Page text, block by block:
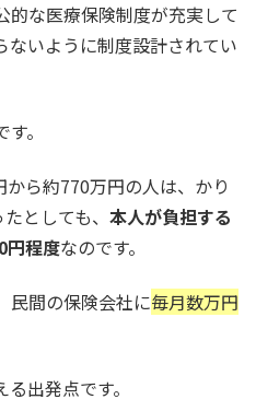
的な医療保険制度が充実して
ないように制度設計されてい
。
ら約770万円の人は、かり
としても、 本人が負担する
円程度なのです。
民間の保険会社に毎月数万円
出発点です。